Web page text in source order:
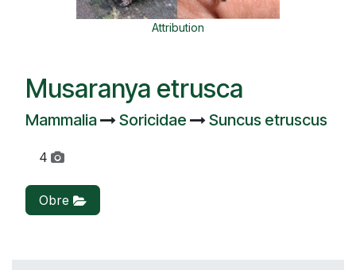
Attribution
Musaranya etrusca
Mammalia Soricidae Suncus etruscus
4
Obre